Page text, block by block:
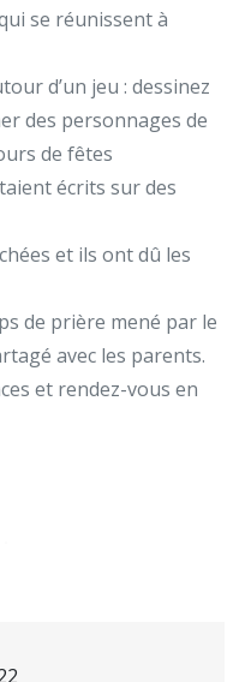
se réunissent à
d’un jeu : dessinez
des personnages de
de fêtes
écrits sur des
et ils ont dû les
de prière mené par le
avec les parents.
et rendez-vous en